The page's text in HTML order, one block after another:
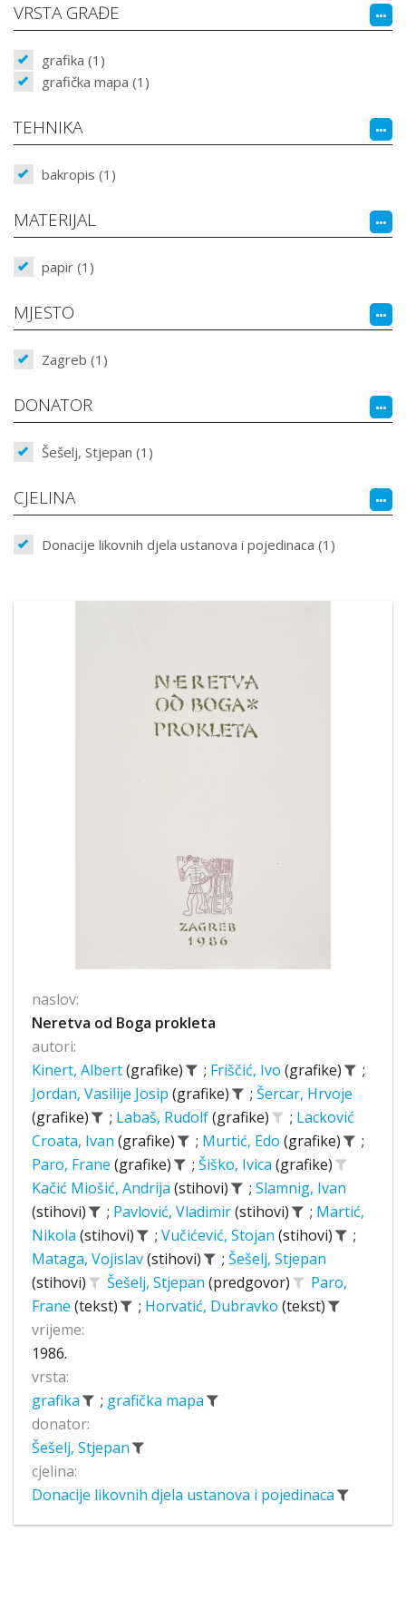
VRSTA GRAĐE
grafika (1)
grafička mapa (1)
TEHNIKA
bakropis (1)
MATERIJAL
papir (1)
MJESTO
Zagreb (1)
DONATOR
Šešelj, Stjepan (1)
CJELINA
Donacije likovnih djela ustanova i pojedinaca (1)
naslov:
Neretva od Boga prokleta
autori:
Kinert, Albert(grafike) ; Friščić, Ivo (grafike)
;
Jordan, Vasilije Josip (grafike) ; Šercar, Hrvoje
(grafike)
; Labaš, Rudolf(grafike) ; Lacković
Croata, Ivan (grafike) ; Murtić, Edo (grafike)
;
Paro, Frane (grafike) ; Šiško, Ivica (grafike)
Kačić Miošić, Andrija (stihovi) ; Slamnig, Ivan
(stihovi)
; Pavlović, Vladimir(stihovi) ; Martić,
Nikola (stihovi) ; Vučićević, Stojan (stihovi)
;
Mataga, Vojislav(stihovi) ; Šešelj, Stjepan
(stihovi)
Šešelj, Stjepan (predgovor)
Paro,
Frane (tekst) ; Horvatić, Dubravko (tekst)
vrijeme:
1986.
vrsta:
grafika
; grafička mapa
donator:
Šešelj, Stjepan
cjelina:
Donacije likovnih djela ustanova i pojedinaca